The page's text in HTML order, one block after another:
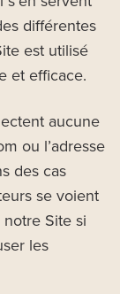
différentes
est utilisé
et efficace.
aucune
ou l’adresse
des cas
se voient
notre Site si
les